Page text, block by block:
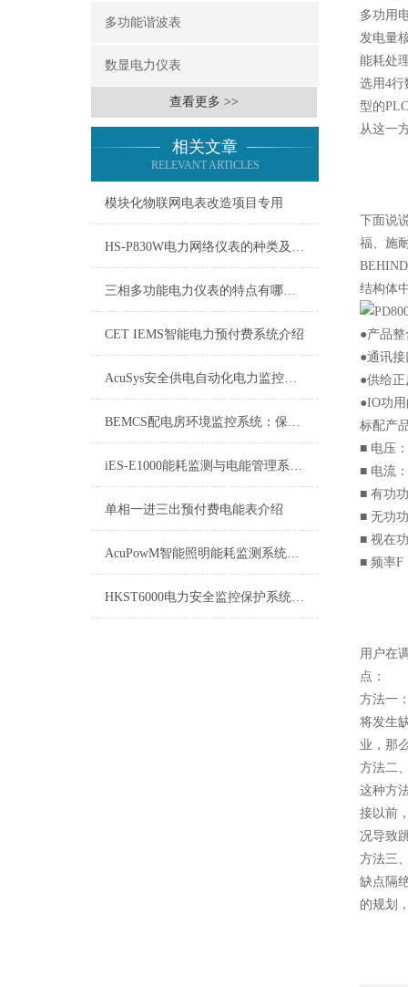
多功能谐波表
数显电力仪表
查看更多 >>
相关文章
RELEVANT ARTICLES
模块化物联网电表改造项目专用
HS-P830W电力网络仪表的种类及应用行业有哪些？
三相多功能电力仪表的特点有哪些？
CET IEMS智能电力预付费系统介绍
AcuSys安全供电自动化电力监控系统综述
BEMCS配电房环境监控系统：保障电力设施稳定运行的关键
iES-E1000能耗监测与电能管理系统：高效管理，节能减排的新篇章
单相一进三出预付费电能表介绍
AcuPowM智能照明能耗监测系统：点亮节能降碳的第一站
HKST6000电力安全监控保护系统：守护电力安全的坚固防线
多功用
发电量
能耗处
选用4行
型的
从这一
下面说
福、施
结构体
●产品
●通讯接
●供给
●IO功
标配产
■ 电压
■ 电流
■ 有功
■ 无功
■ 视在
■ 频率F
用户在
点：
方法一
将发生
业，那
方法二
这种方
接以前
况导致
方法三
缺点隔
的规划